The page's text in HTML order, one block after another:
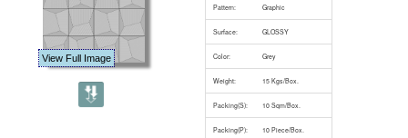
Pattern: Graphic
Surface: GLOSSY
Color: Grey
Weight: 15 Kgs/Box.
Packing(S): 10 Sqm/Box.
Packing(P): 10 Piece/Box.
View Full Image